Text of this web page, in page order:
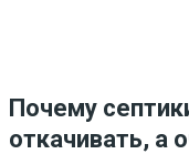
Почему
откачивать, а